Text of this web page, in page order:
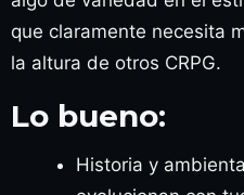
que claramente necesita
la altura de otros CRPG.
Lo bueno:
Historia y